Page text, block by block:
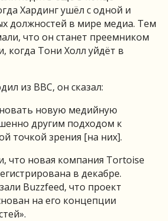
Хардинг ушёл с одной и
должностей в мире медиа. Тем
что он станет преемником
когда Тони Холл уйдёт в
из BBC, он сказал:
новую медийную
другим подходом к
точкой зрения [на них].
что новая компания Tortoise
в декабре.
Buzzfeed, что проект
на его концепции